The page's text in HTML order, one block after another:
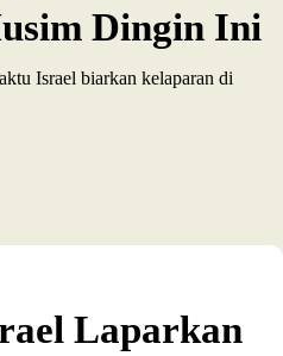
Dingin Ini
Israel biarkan kelaparan di
Laparkan